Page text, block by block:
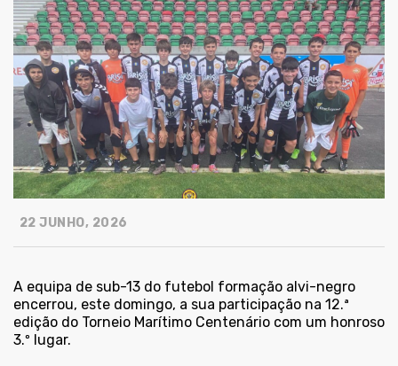
22 JUNHO, 2026
A equipa de sub-13 do futebol formação alvi-negro
encerrou, este domingo, a sua participação na 12.ª
edição do Torneio Marítimo Centenário com um honroso
3.º lugar.